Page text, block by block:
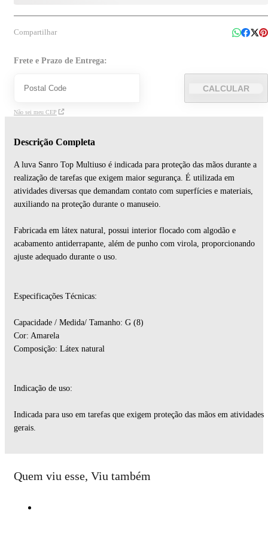
Compartilhar
Frete e Prazo de Entrega:
CALCULAR
Não sei meu CEP
Descrição Completa
A luva Sanro Top Multiuso é indicada para proteção das mãos durante a
realização de tarefas que exigem maior segurança. É utilizada em
atividades diversas que demandam contato com superfícies e materiais,
auxiliando na proteção durante o manuseio.
Fabricada em látex natural, possui interior flocado com algodão e
acabamento antiderrapante, além de punho com virola, proporcionando
ajuste adequado durante o uso.
Especificações Técnicas:
Capacidade / Medida/ Tamanho: G (8)
Cor: Amarela
Composição: Látex natural
Indicação de uso:
Indicada para uso em tarefas que exigem proteção das mãos em atividades
gerais.
Quem viu esse, Viu também